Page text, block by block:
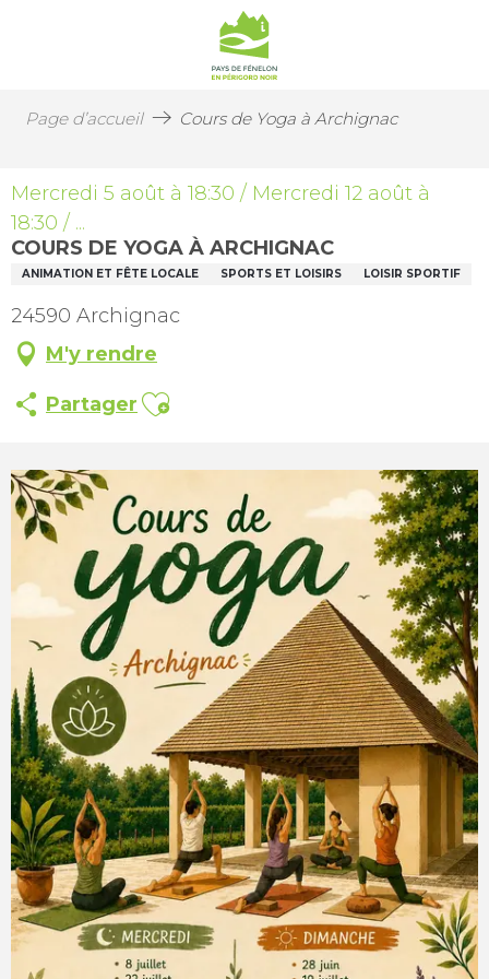
Page d’accueil Cours de Yoga à Archignac
Mercredi 5 août à 18:30 / Mercredi 12 août à
18:30 / ...
COURS DE YOGA À ARCHIGNAC
ANIMATION ET FÊTE LOCALE SPORTS ET LOISIRS LOISIR SPORTIF
24590 Archignac
M'y rendre
Partager Ajouter aux favoris